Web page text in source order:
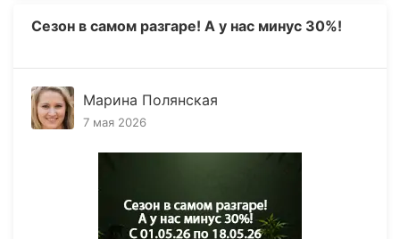
Сезон в самом разгаре! А у нас минус 30%!
Марина Полянская
7 мая 2026